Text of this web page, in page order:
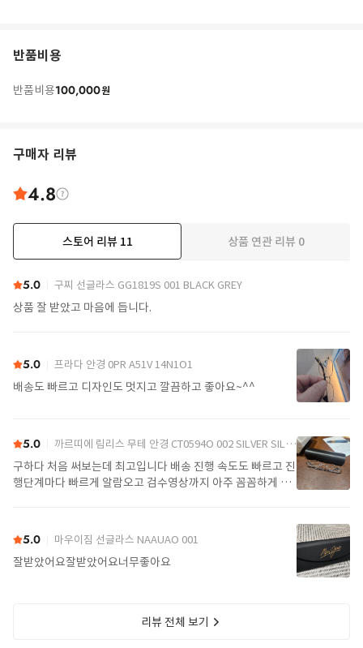
반품비용
반품비용100,000원
구매자 리뷰
4.8
스토어 리뷰 11 상품 연관 리뷰 0
5.0 구찌 선글라스 GG1819S 001 BLACK GREY
상품 잘 받았고 마음에 듭니다.
5.0 프라다 안경 0PR A51V 14N1O1
배송도 빠르고 디자인도 멋지고 깔끔하고 좋아요~^^
5.0 까르띠에 림리스 무테 안경 CT0594O 002 SILVER SILVER TRANSPARENT
구하다 처음 써보는데 최고입니다 배송 진행 속도도 빠르고 진
행단계마다 빠르게 알람오고 검수영상까지 아주 꼼꼼하게 찍
5.0 마우이짐 선글라스 NAAUAO 001
잘받았어요잘받았어요너무좋아요
리뷰 전체 보기